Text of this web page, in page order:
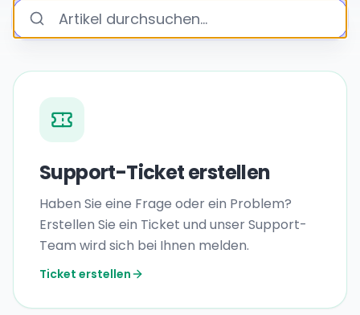
Support-Ticket erstellen
Haben Sie eine Frage oder ein Problem?
Erstellen Sie ein Ticket und unser Support-
Team wird sich bei Ihnen melden.
Ticket erstellen